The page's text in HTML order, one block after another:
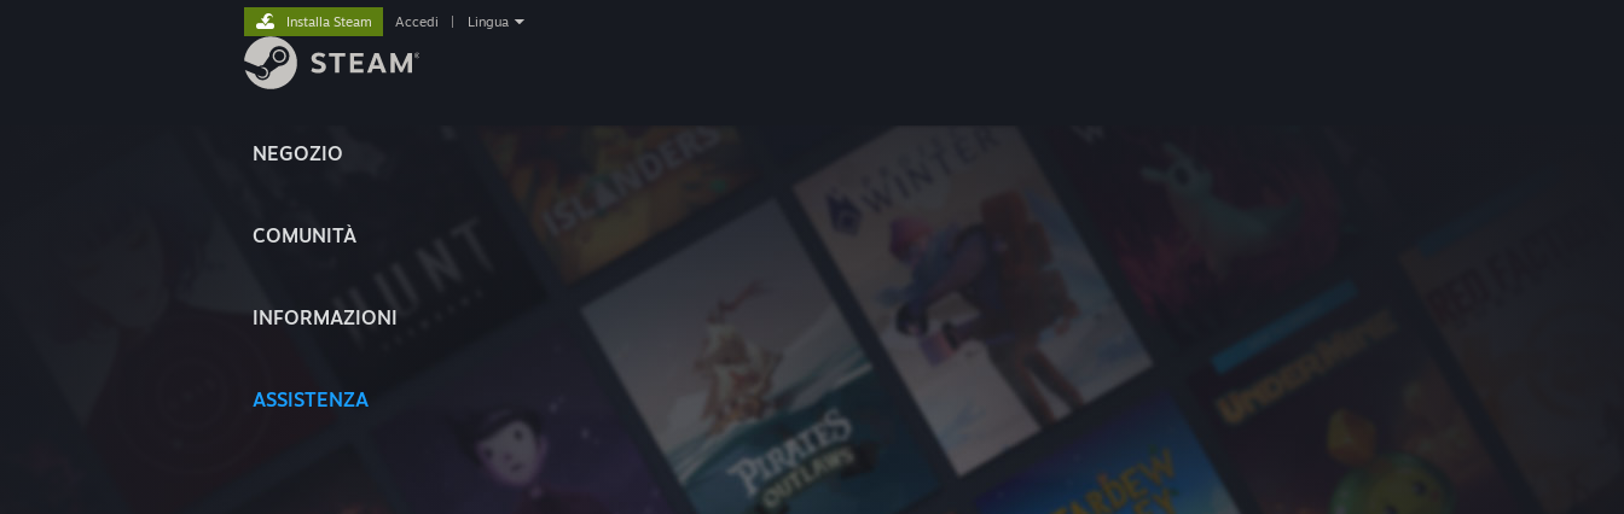
NEGOZIO
COMUNITÀ
INFORMAZIONI
ASSISTENZA
Installa Steam Accedi Lingua